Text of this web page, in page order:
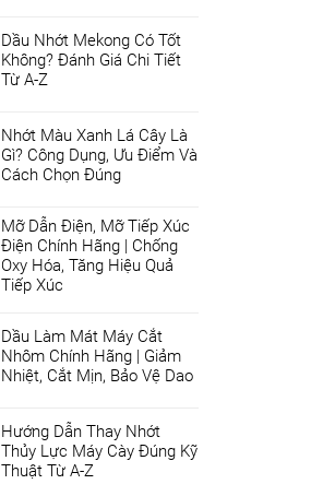
Dầu Nhớt Mekong Có Tốt
Không? Đánh Giá Chi Tiết
Từ A-Z
Nhớt Màu Xanh Lá Cây Là
Gì? Công Dụng, Ưu Điểm Và
Cách Chọn Đúng
Mỡ Dẫn Điện, Mỡ Tiếp Xúc
Điện Chính Hãng | Chống
Oxy Hóa, Tăng Hiệu Quả
Tiếp Xúc
Dầu Làm Mát Máy Cắt
Nhôm Chính Hãng | Giảm
Nhiệt, Cắt Mịn, Bảo Vệ Dao
Hướng Dẫn Thay Nhớt
Thủy Lực Máy Cày Đúng Kỹ
Thuật Từ A-Z